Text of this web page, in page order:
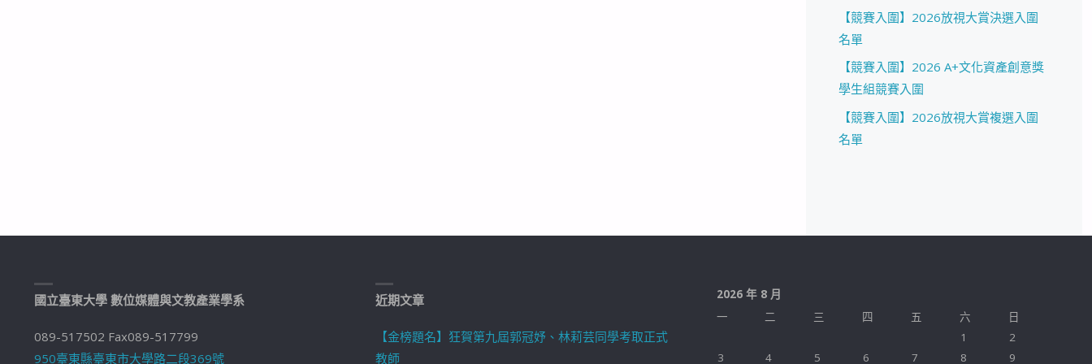
【競賽入圍】2026放視大賞決選入圍
名單
【競賽入圍】2026 A+文化資產創意獎
學生組競賽入圍
【競賽入圍】2026放視大賞複選入圍
名單
國立臺東大學 數位媒體與文教產業學系
089-517502 Fax089-517799
950臺東縣臺東市大學路二段369號
近期文章
【金榜題名】狂賀第九屆郭冠妤、林莉芸同學考取正式
教師
2026 年 8 月
一
二 三 四 五 六
日
1
2
3
4 5 6 7 8 9